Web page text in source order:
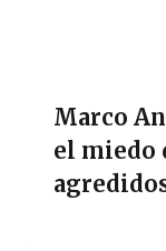
Marco
el miedo